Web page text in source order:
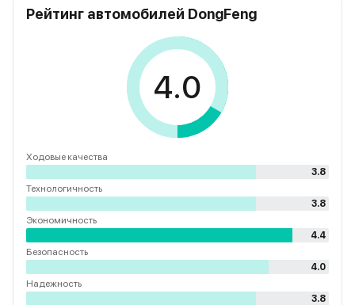
Рейтинг автомобилей DongFeng
4.0
Ходовые качества
3.8
Технологичность
3.8
Экономичность
4.4
Безопасность
4.0
Надежность
3.8